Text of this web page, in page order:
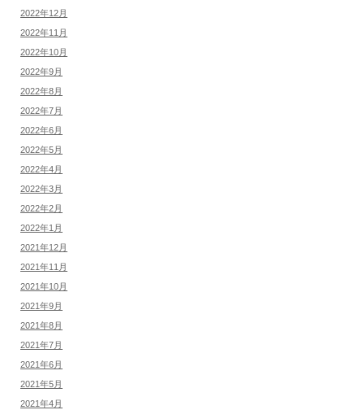
2022年12月
2022年11月
2022年10月
2022年9月
2022年8月
2022年7月
2022年6月
2022年5月
2022年4月
2022年3月
2022年2月
2022年1月
2021年12月
2021年11月
2021年10月
2021年9月
2021年8月
2021年7月
2021年6月
2021年5月
2021年4月